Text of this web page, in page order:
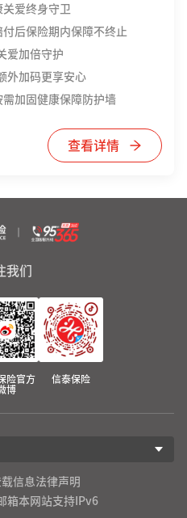
爱终身守卫
后保险期内保障不终止
爱加倍守护
外加码更享安心
加固健康保障防护墙
查看详情
我们
险官方
博
信泰保险
信息 法律声明
箱本网站支持IPv6